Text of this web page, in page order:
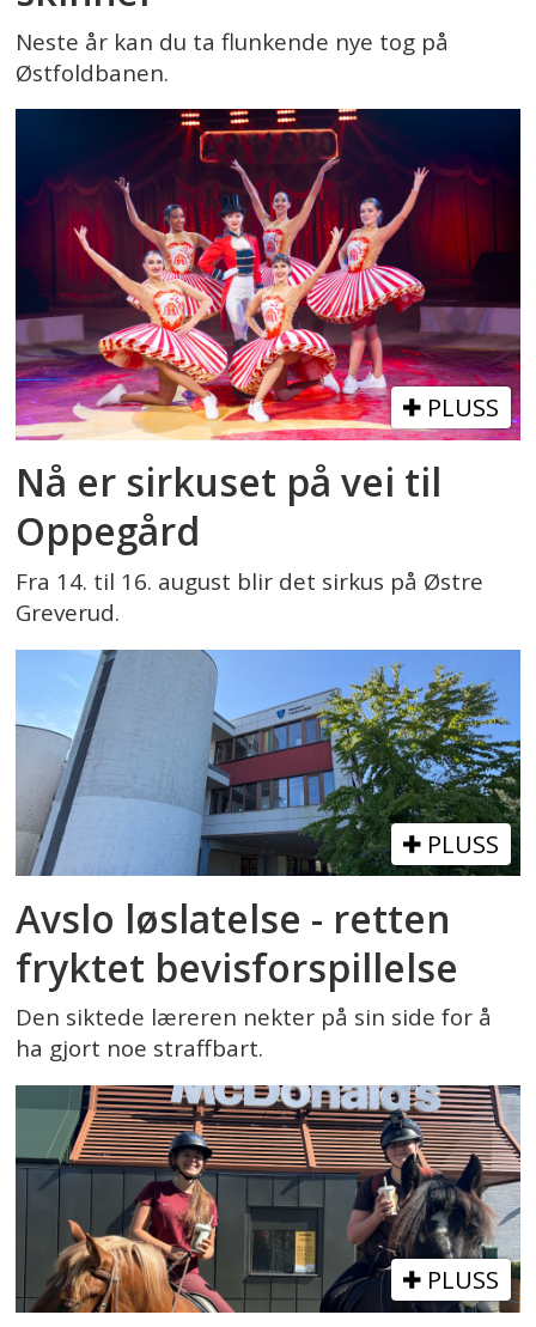
Neste år kan du ta flunkende nye tog på
Østfoldbanen.
PLUSS
Nå er sirkuset på vei til
Oppegård
Fra 14. til 16. august blir det sirkus på Østre
Greverud.
PLUSS
Avslo løslatelse - retten
fryktet bevisforspillelse
Den siktede læreren nekter på sin side for å
ha gjort noe straffbart.
PLUSS